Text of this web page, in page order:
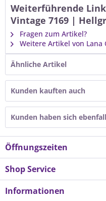
Weiterführende
Vintage 7169 |
Fragen zum Artikel?
Weitere Artikel von Lana
Ähnliche Artikel
Kunden kauften auch
Kunden haben sich
Öffnungszeiten
Shop Service
Informationen